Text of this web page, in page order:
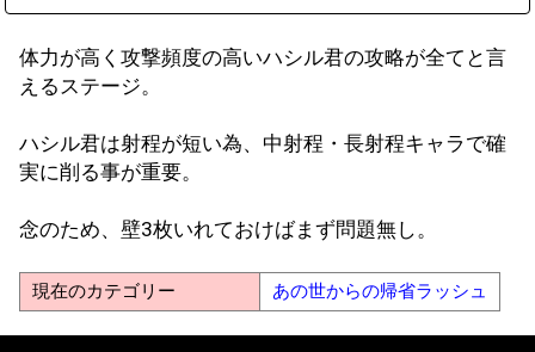
体力が高く攻撃頻度の高いハシル君の攻略が全てと言
えるステージ。
ハシル君は射程が短い為、中射程・長射程キャラで確
実に削る事が重要。
念のため、壁3枚いれておけばまず問題無し。
現在のカテゴリー あの世からの帰省ラッシュ